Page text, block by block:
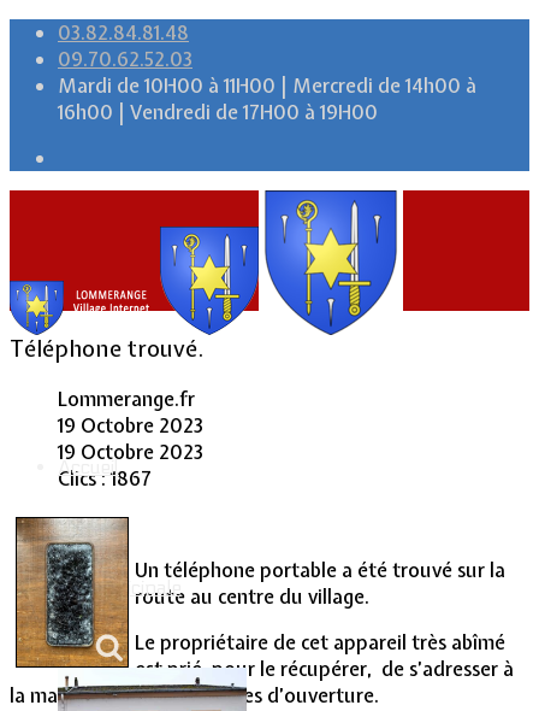
03.82.84.81.48
09.70.62.52.03
Mardi de 10H00 à 11H00 | Mercredi de 14h00 à
16h00 | Vendredi de 17H00 à 19H00
Accueil
Vie Municipale
Téléphone trouvé.
Lommerange.fr
19 Octobre 2023
19 Octobre 2023
Clics : 1867
Un téléphone portable a été trouvé sur la
route au centre du village.
Le propriétaire de cet appareil très abîmé
est prié, pour le récupérer, de s’adresser à
la mairie aux jours et heures d’ouverture.